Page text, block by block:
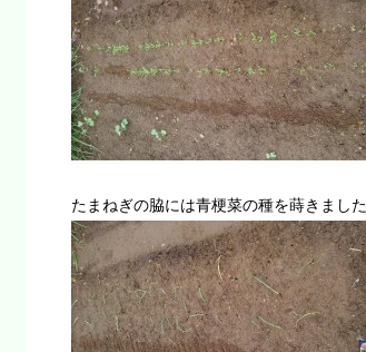
たまねぎの脇には青梗菜の種を蒔きました